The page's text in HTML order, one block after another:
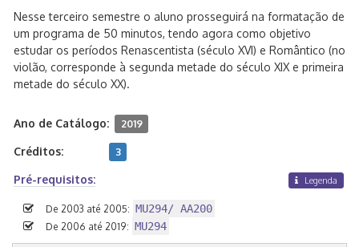
Nesse terceiro semestre o aluno prosseguirá na formatação de
um programa de 50 minutos, tendo agora como objetivo
estudar os períodos Renascentista (século XVI) e Romântico (no
violão, corresponde à segunda metade do século XIX e primeira
metade do século XX).
Ano de Catálogo: 2019
Créditos: 3
Pré-requisitos: Legenda
De 2003 até 2005: MU294/ AA200
De 2006 até 2019: MU294